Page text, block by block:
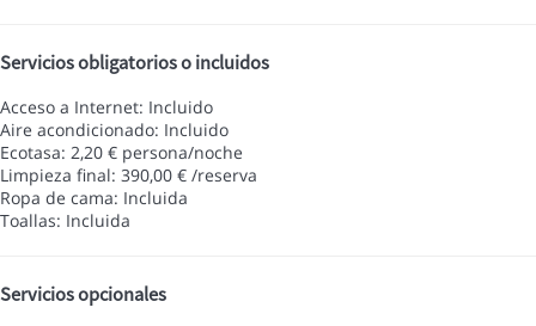
Servicios obligatorios o incluidos
Acceso a Internet: Incluido
Aire acondicionado: Incluido
Ecotasa: 2,20 € persona/noche
Limpieza final: 390,00 € /reserva
Ropa de cama: Incluida
Toallas: Incluida
Servicios opcionales